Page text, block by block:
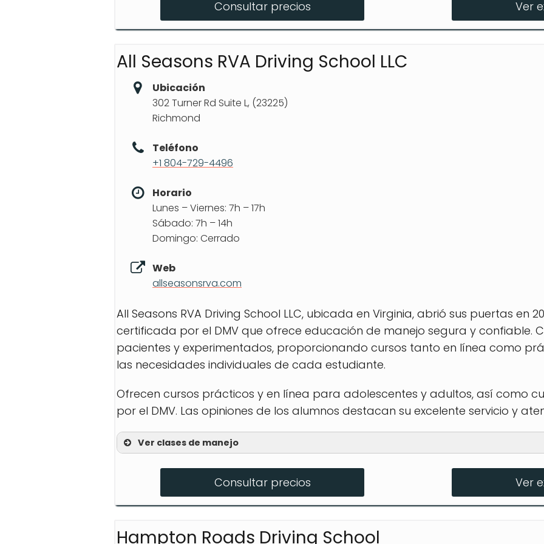
Adults Behind the Wheel Waiver Course ($400)
Re-examination Course Online ($120)
Consultar precios Ver
All Seasons RVA Driving School LLC
Ubicación
302 Turner Rd Suite L, (23225)
Richmond
Teléfono
+1 804-729-4496
Horario
Lunes – Viernes: 7h – 17h
Sábado: 7h – 14h
Domingo: Cerrado
Web
allseasonsrva.com
All Seasons RVA Driving School LLC, ubicada en Virginia, abrió sus puertas en
certificada por el DMV que ofrece educación de manejo segura y confiable.
pacientes y experimentados, proporcionando cursos tanto en línea como
las necesidades individuales de cada estudiante.
Ofrecen cursos prácticos y en línea para adolescentes y adultos, así como
por el DMV. Las opiniones de los alumnos destacan su excelente servicio y
Ver clases de manejo
Cursos de educación en línea
Cursos de mejora de conductores
Consultar precios Ver
Hampton Roads Driving School